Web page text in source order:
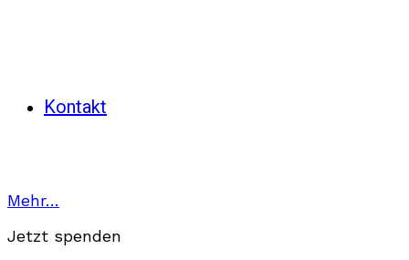
Kontakt
Mehr…
Jetzt spenden